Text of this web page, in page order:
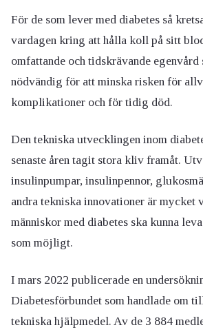
För de som lever med diabetes så
vardagen kring att hålla koll på sitt
omfattande och tidskrävande egenvård
nödvändig för att minska risken för
komplikationer och för tidig död.
Den tekniska utvecklingen inom
senaste åren tagit stora kliv framåt.
insulinpumpar, insulinpennor,
andra tekniska innovationer är
människor med diabetes ska kunna
som möjligt.
I mars 2022 publicerade en
Diabetesförbundet som handlade om
tekniska hjälpmedel. Av de 3 884